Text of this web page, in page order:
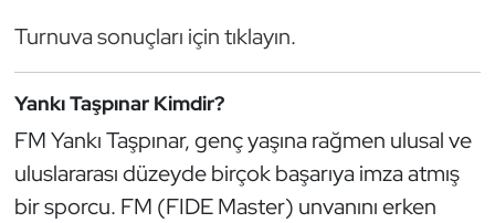
Turnuva sonuçları için tıklayın.
Yankı Taşpınar Kimdir?
FM Yankı Taşpınar, genç yaşına rağmen ulusal ve
uluslararası düzeyde birçok başarıya imza atmış
bir sporcu. FM (FIDE Master) unvanını erken
Optimist
Oryantiring